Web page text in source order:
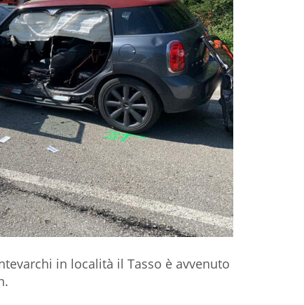
in località il Tasso è avvenuto